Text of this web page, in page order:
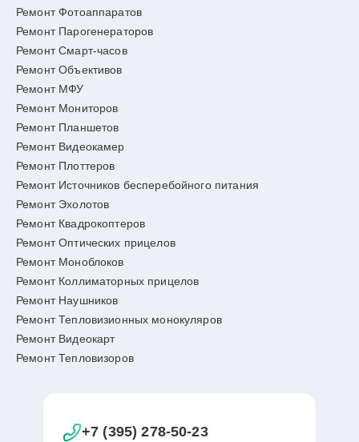
Ремонт Фотоаппаратов
Ремонт Парогенераторов
Ремонт Смарт-часов
Ремонт Объективов
Ремонт МФУ
Ремонт Мониторов
Ремонт Планшетов
Ремонт Видеокамер
Ремонт Плоттеров
Ремонт Источников бесперебойного питания
Ремонт Эхолотов
Ремонт Квадрокоптеров
Ремонт Оптических прицелов
Ремонт Моноблоков
Ремонт Коллиматорных прицелов
Ремонт Наушников
Ремонт Тепловизионных монокуляров
Ремонт Видеокарт
Ремонт Тепловизоров
+7 (395) 278-50-23